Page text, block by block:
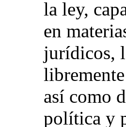
la ley,
en
jurídicos,
así como
política y